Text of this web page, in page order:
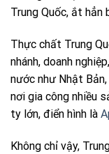
Trung Quốc, ắt hẳn
Thực chất Trung
nhánh, doanh
nước như Nhật
nơi gia công nhiều
ty lớn, điển hình là
Không chỉ vậy,